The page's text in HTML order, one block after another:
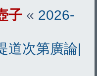
子 « 2026-
道次第廣論|